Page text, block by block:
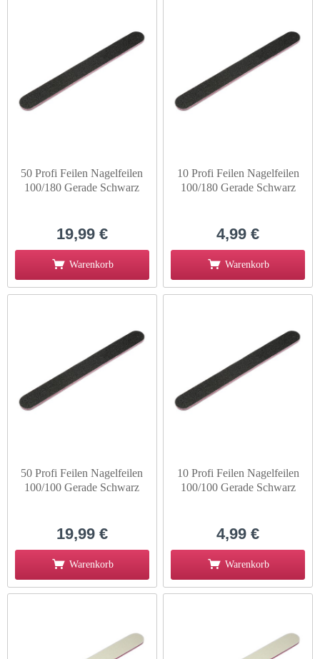
50 Profi Feilen Nagelfeilen
100/180 Gerade Schwarz
19,99 €
Warenkorb
10 Profi Feilen Nagelfeilen
100/180 Gerade Schwarz
4,99 €
Warenkorb
50 Profi Feilen Nagelfeilen
100/100 Gerade Schwarz
19,99 €
Warenkorb
10 Profi Feilen Nagelfeilen
100/100 Gerade Schwarz
4,99 €
Warenkorb